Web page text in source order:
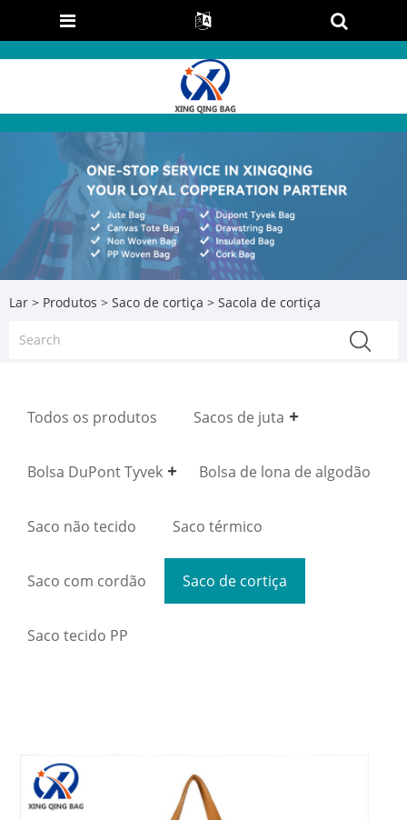
Lar > Produtos > Saco de cortiça > Sacola de cortiça
Todos os produtos Sacos de juta
Bolsa DuPont Tyvek Bolsa de lona de algodão
Saco não tecido Saco térmico
Saco com cordão Saco de cortiça
Saco tecido PP